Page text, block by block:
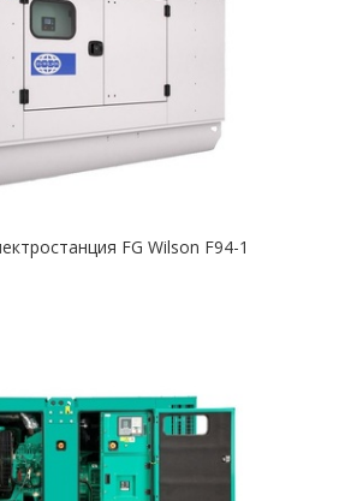
FG Wilson F94-1